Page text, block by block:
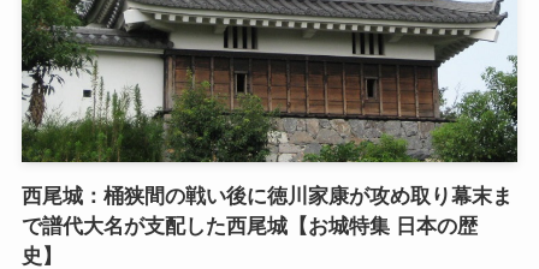
西尾城：桶狭間の戦い後に徳川家康が攻め取り幕末ま
で譜代大名が支配した西尾城【お城特集 日本の歴
史】